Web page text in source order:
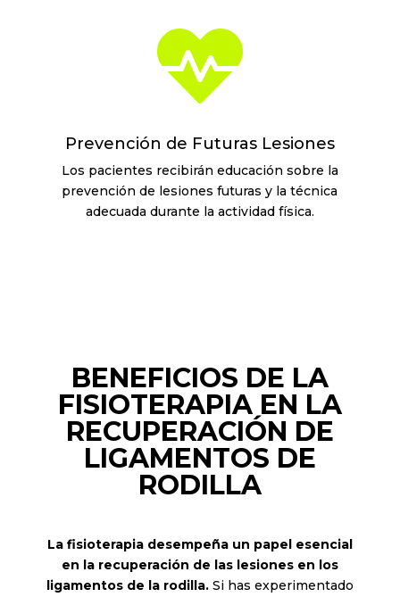

Prevención de Futuras Lesiones
Los pacientes recibirán educación sobre la
prevención de lesiones futuras y la técnica
adecuada durante la actividad física.
BENEFICIOS DE LA
FISIOTERAPIA EN LA
RECUPERACIÓN DE
LIGAMENTOS DE
RODILLA
La fisioterapia desempeña un papel esencial
en la recuperación de las lesiones en los
ligamentos de la rodilla.Si has experimentado